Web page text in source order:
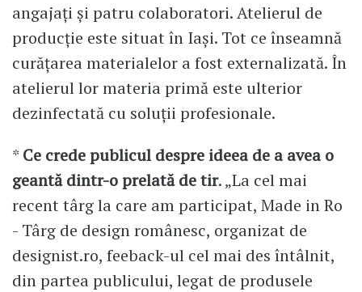
angajați și patru colaboratori. Atelierul de
producție este situat în Iași. Tot ce înseamnă
curățarea materialelor a fost externalizată. În
atelierul lor materia primă este ulterior
dezinfectată cu soluții profesionale.
*Ce crede publicul despre ideea de a avea o
geantă dintr-o prelată de tir. „La cel mai
recent târg la care am participat, Made in Ro
- Târg de design românesc, organizat de
designist.ro, feeback-ul cel mai des întâlnit,
din partea publicului, legat de produsele